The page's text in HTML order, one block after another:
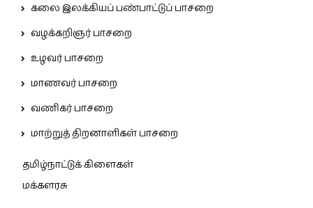
கலை இலக்கியப் பண்பாட்டுப் பாசறை
வழக்கறிஞர் பாசறை
உழவர் பாசறை
மாணவர் பாசறை
வணிகர் பாசறை
மாற்றுத் திறனாளிகள் பாசறை
தமிழ்நாட்டுக் கிளைகள்
மக்களரசு